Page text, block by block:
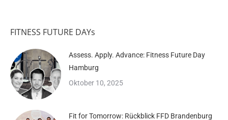
FITNESS FUTURE DAYs
Assess. Apply. Advance: Fitness Future Day
Hamburg
Oktober 10, 2025
Fit for Tomorrow: Rückblick FFD Brandenburg